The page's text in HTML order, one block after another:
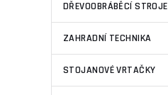
DŘEVOOBRÁBĚCÍ STROJE
ZAHRADNÍ TECHNIKA
STOJANOVÉ VRTAČKY